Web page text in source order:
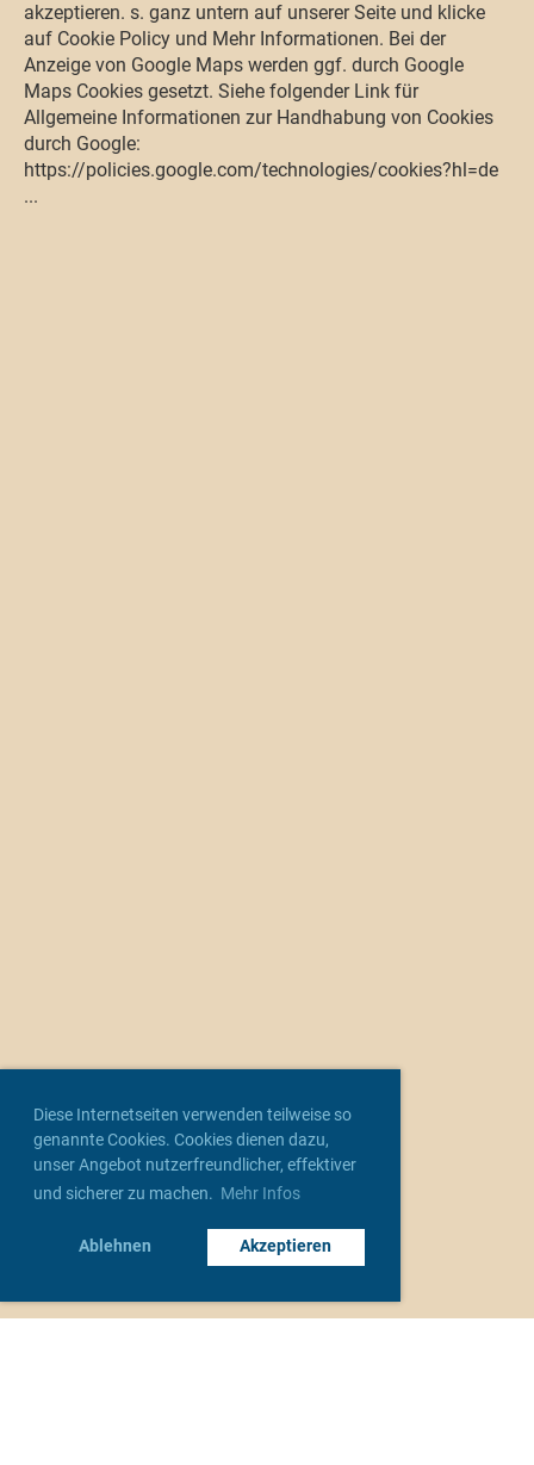
Diese Internetseiten verwenden teilweise so
genannte Cookies. Cookies dienen dazu,
unser Angebot nutzerfreundlicher, effektiver
und sicherer zu machen. Mehr Infos
Ablehnen Akzeptieren
akzeptieren. s. ganz untern auf unserer Seite und klicke
auf Cookie Policy und Mehr Informationen. Bei der
Anzeige von Google Maps werden ggf. durch Google
Maps Cookies gesetzt. Siehe folgender Link für
Allgemeine Informationen zur Handhabung von Cookies
durch Google:
https://policies.google.com/technologies/cookies?hl=de
...